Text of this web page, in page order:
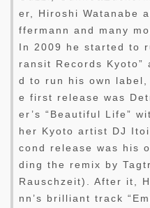
er, Hiroshi Watanabe
ffermann and many
In 2009 he started to
ransit Records
d to run his own
e first release was
er’s “Beautiful Life”
her Kyoto artist DJ
cond release was his
ding the remix by
Rauschzeit). After it,
nn’s brilliant track